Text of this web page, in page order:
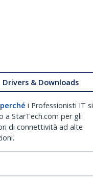
Drivers & Downloads
i Professionisti IT si
a StarTech.com per gli
di connettività ad alte